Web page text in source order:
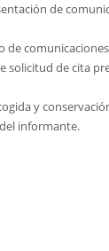
de
de cita
y
informante.